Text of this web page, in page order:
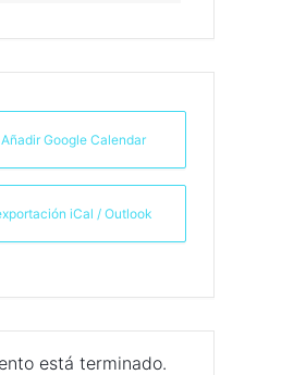
Google Calendar
iCal / Outlook
está terminado.